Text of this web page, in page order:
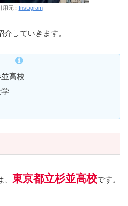
用元： Instagram
していきます。
高校
東京都立杉並高校です。